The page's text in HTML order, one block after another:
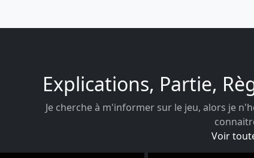
Explications, Partie,
Je cherche à m'informer sur le jeu, alors je
Voir